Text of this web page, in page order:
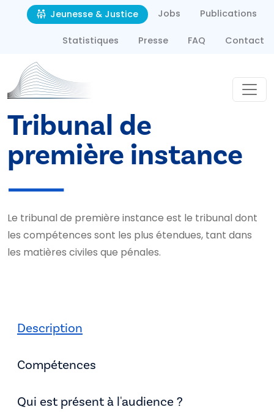
Aller au contenu principal
Second navigation
Jeunesse & Justice Jobs Publications
Statistiques Presse FAQ Contact
Tribunal de
première instance
Le tribunal de première instance est le tribunal dont
les compétences sont les plus étendues, tant dans
les matières civiles que pénales.
Description
Compétences
Qui est présent à l'audience ?